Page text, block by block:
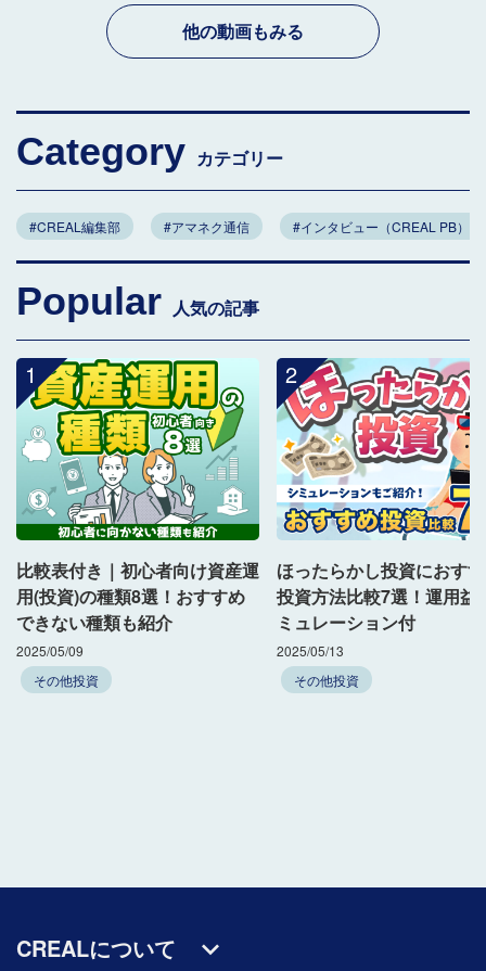
他の動画もみる
Category カテゴリー
#CREAL編集部 #アマネク通信 #インタビュー（CREAL PB）
Popular 人気の記事
1
比較表付き｜初心者向け資産運
用(投資)の種類8選！おすすめ
できない種類も紹介
2025/05/09
その他投資
2
ほったらかし投資におす
投資方法比較7選！運用益
ミュレーション付
2025/05/13
その他投資
CREALについて